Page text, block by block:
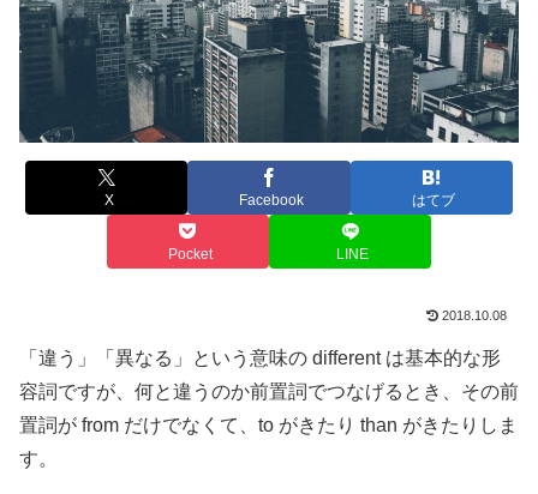
X Facebook はてブ
Pocket LINE
2018.10.08
「違う」「異なる」という意味の different は基本的な形
容詞ですが、何と違うのか前置詞でつなげるとき、その前
置詞が from だけでなくて、to がきたり than がきたりしま
す。